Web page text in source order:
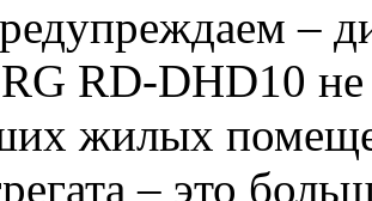
–
RD-DHD10 не
жилых
– это